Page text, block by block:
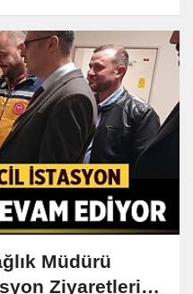
Müdürü
Ziyaretlerine